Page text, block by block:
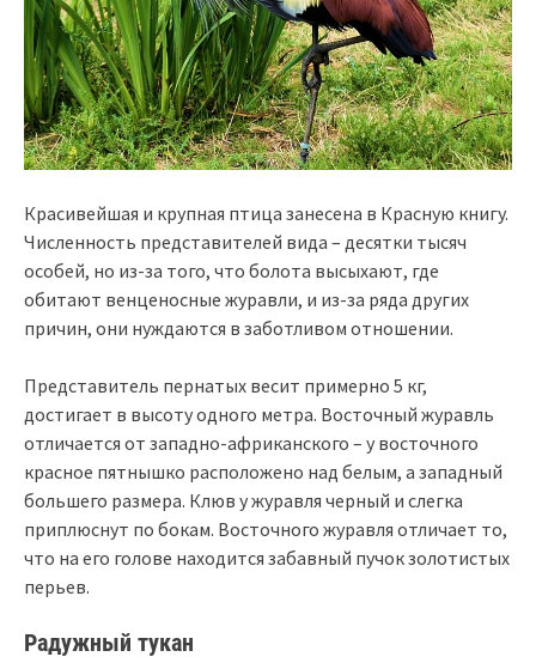
Красивейшая и крупная птица занесена в Красную книгу.
Численность представителей вида – десятки тысяч
особей, но из-за того, что болота высыхают, где
обитают венценосные журавли, и из-за ряда других
причин, они нуждаются в заботливом отношении.
Представитель пернатых весит примерно 5 кг,
достигает в высоту одного метра. Восточный журавль
отличается от западно-африканского – у восточного
красное пятнышко расположено над белым, а западный
большего размера. Клюв у журавля черный и слегка
приплюснут по бокам. Восточного журавля отличает то,
что на его голове находится забавный пучок золотистых
перьев.
Радужный тукан